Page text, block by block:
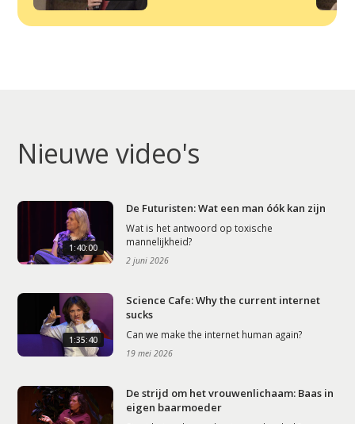
Nieuwe video's
1:40:00
De Futuristen: Wat een man óók kan zijn
Wat is het antwoord op toxische
mannelijkheid?
2 juni 2026
1:35:40
Science Cafe: Why the current internet
sucks
Can we make the internet human again?
19 mei 2026
De strijd om het vrouwenlichaam: Baas in
eigen baarmoeder